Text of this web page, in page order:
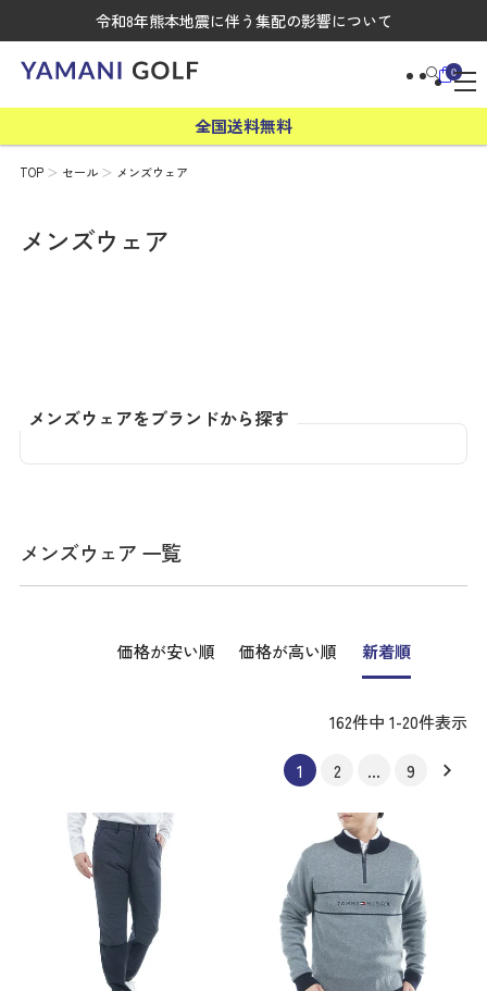
令和8年熊本地震に伴う集配の影響について
0
全国送料無料
TOP セール メンズウェア
メンズウェア
メンズウェアをブランドから探す
メンズウェア 一覧
価格が安い順 価格が高い順 新着順
162件中 1-20件表示
1 2 … 9